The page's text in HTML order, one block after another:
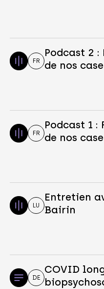
FR
Podcast 2
de nos
FR
Podcast 1 :
de nos
LU
Entretien
Bairin
DE
COVID